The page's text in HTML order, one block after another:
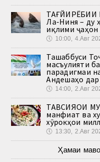
ТАҒЙИРЁБИИ
Ла-Ниня – ду
иқлими
🕔 10:00, 4.Авг
Ташаббуси
масъулияти
парадигмаи
Андешаҳо
🕔 14:00, 2.Авг
ТАВСИЯҲОИ
манфиат ва
хӯрокҳои
🕔 13:30, 2.Авг
Ҳамаи